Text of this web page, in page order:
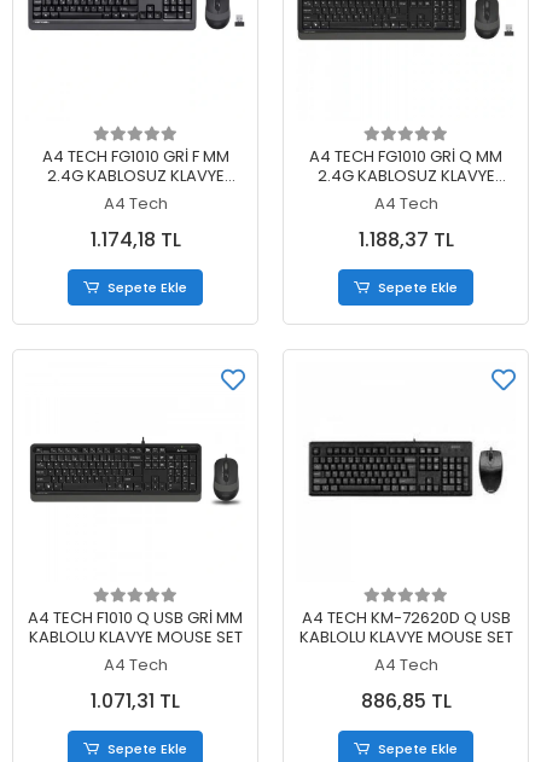
Sepete Ekle
A4 TECH FG1010 GRİ F MM
2.4G KABLOSUZ KLAVYE
MOUSE SET
A4 Tech
1.174,18 TL
Sepete Ekle
Sepete Ekle
A4 TECH FG1010 GRİ Q MM
2.4G KABLOSUZ KLAVYE
MOUSE SET
A4 Tech
1.188,37 TL
Sepete Ekle
Sepete Ekle
A4 TECH F1010 Q USB GRİ MM
KABLOLU KLAVYE MOUSE SET
A4 Tech
1.071,31 TL
Sepete Ekle
Sepete Ekle
A4 TECH KM-72620D Q USB
KABLOLU KLAVYE MOUSE SET
A4 Tech
886,85 TL
Sepete Ekle